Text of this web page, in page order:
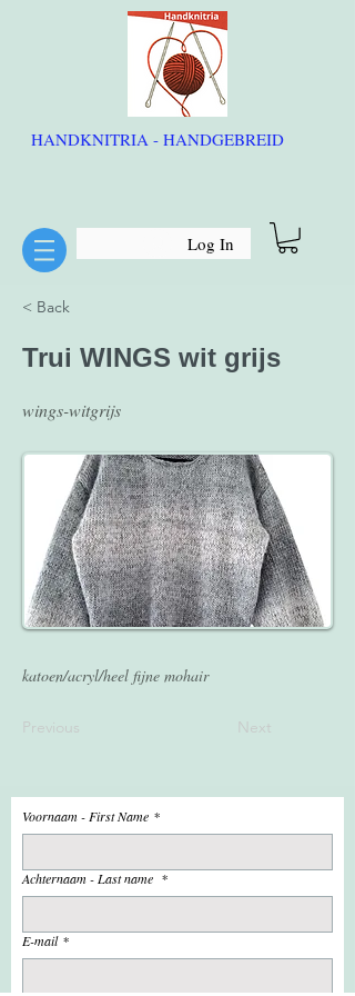
HANDKNITRIA - HANDGEBREID
Log In
< Back
Trui WINGS wit grijs
wings-witgrijs
katoen/acryl/heel fijne mohair
Previous Next
Voornaam - First Name *
Achternaam - Last name *
E-mail *